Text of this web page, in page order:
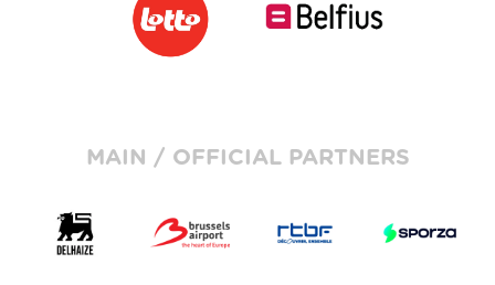
MAIN / OFFICIAL PARTNERS